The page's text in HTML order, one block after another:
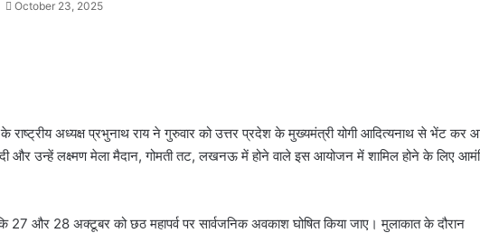
October 23, 2025
राष्ट्रीय अध्यक्ष प्रभुनाथ राय ने गुरुवार को उत्तर प्रदेश के मुख्यमंत्री योगी आदित्यनाथ से भेंट कर
दी और उन्हें लक्ष्मण मेला मैदान, गोमती तट, लखनऊ में होने वाले इस आयोजन में शामिल होने के लिए
27 और 28 अक्टूबर को छठ महापर्व पर सार्वजनिक अवकाश घोषित किया जाए। मुलाकात के दौरान